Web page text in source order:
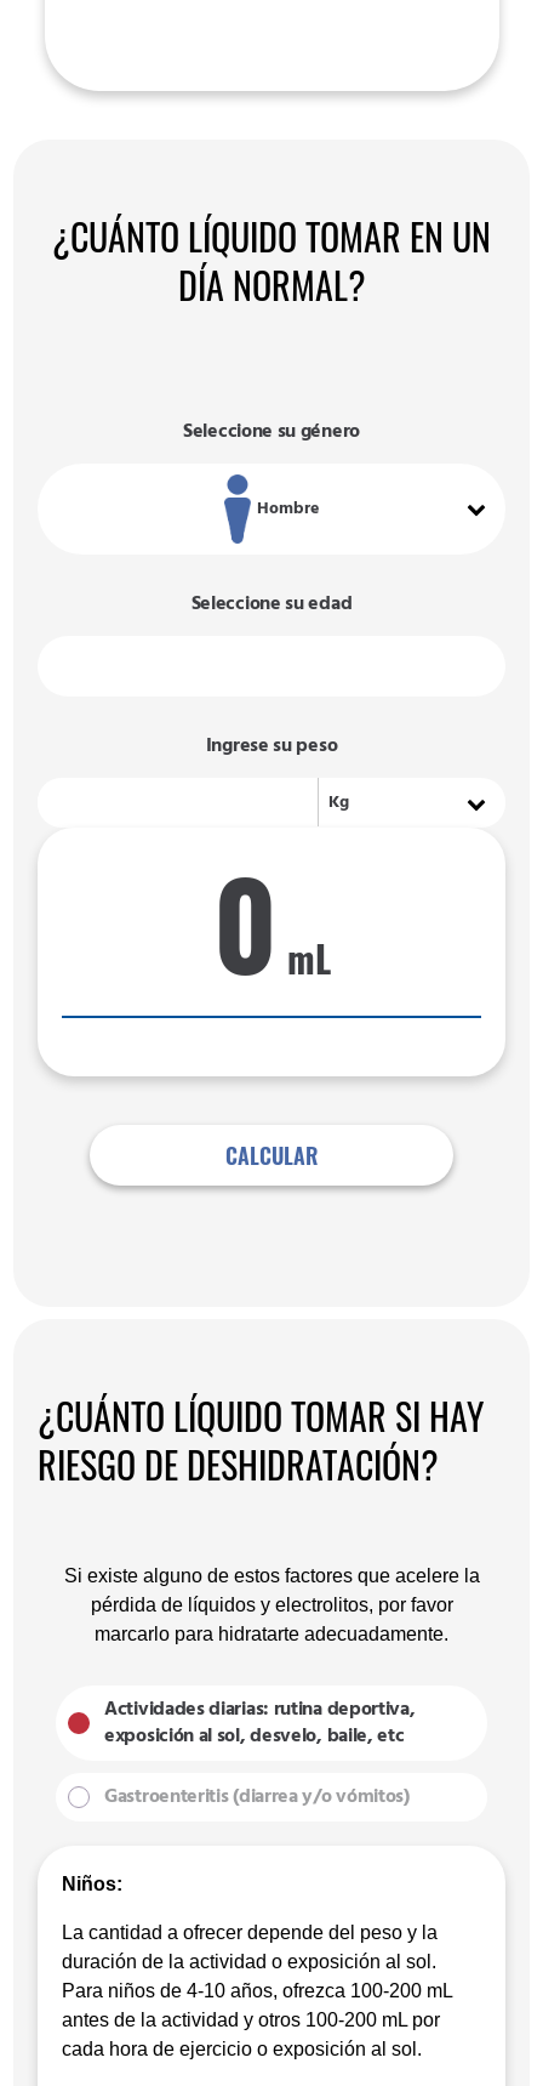
¿CUÁNTO LÍQUIDO TOMAR EN UN
DÍA NORMAL?
Seleccione su género
Hombre
Seleccione su edad
Ingrese su peso
0 mL
CALCULAR
¿CUÁNTO LÍQUIDO TOMAR SI HAY
RIESGO DE DESHIDRATACIÓN?
Si existe alguno de estos factores que acelere la
pérdida de líquidos y electrolitos, por favor
marcarlo para hidratarte adecuadamente.
Actividades diarias: rutina deportiva,
exposición al sol, desvelo, baile, etc
Gastroenteritis (diarrea y/o vómitos)
Niños:
La cantidad a ofrecer depende del peso y la
duración de la actividad o exposición al sol.
Para niños de 4-10 años, ofrezca 100-200 mL
antes de la actividad y otros 100-200 mL por
cada hora de ejercicio o exposición al sol.